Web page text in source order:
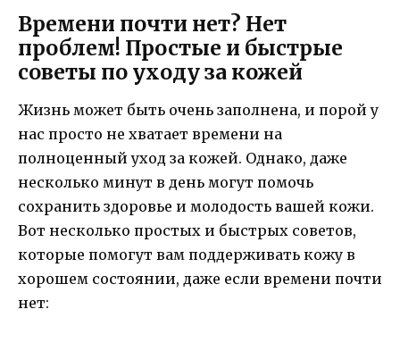
Времени почти нет? Нет
проблем! Простые и быстрые
советы по уходу за кожей
Жизнь может быть очень заполнена, и порой у
нас просто не хватает времени на
полноценный уход за кожей. Однако, даже
несколько минут в день могут помочь
сохранить здоровье и молодость вашей кожи.
Вот несколько простых и быстрых советов,
которые помогут вам поддерживать кожу в
хорошем состоянии, даже если времени почти
нет: